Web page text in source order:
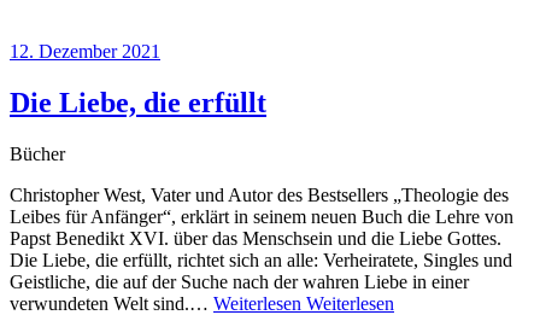
12. Dezember 2021
Die Liebe, die erfüllt
Bücher
Christopher West, Vater und Autor des Bestsellers „Theologie des
Leibes für Anfänger“, erklärt in seinem neuen Buch die Lehre von
Papst Benedikt XVI. über das Menschsein und die Liebe Gottes.
Die Liebe, die erfüllt, richtet sich an alle: Verheiratete, Singles und
Geistliche, die auf der Suche nach der wahren Liebe in einer
verwundeten Welt sind.… Weiterlesen Weiterlesen